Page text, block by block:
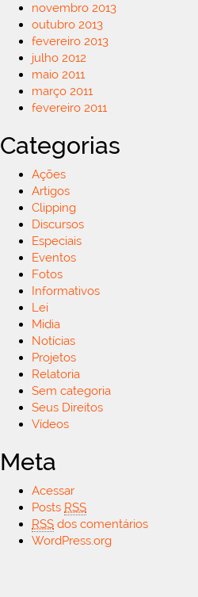
novembro 2013
outubro 2013
fevereiro 2013
julho 2012
maio 2011
março 2011
fevereiro 2011
Categorias
Ações
Artigos
Clipping
Discursos
Especiais
Eventos
Fotos
Informativos
Lei
Midia
Notícias
Projetos
Relatoria
Sem categoria
Seus Direitos
Vídeos
Meta
Acessar
Posts RSS
RSS dos comentários
WordPress.org